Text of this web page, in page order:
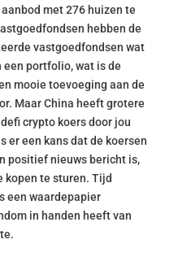
met 276 huizen te
hebben de
vastgoedfondsen wat
portfolio, wat is de
mooie toevoeging aan de
Maar China heeft grotere
crypto koers door jou
er een kans dat de koersen
positief nieuws bericht is,
kopen te sturen. Tijd
een waardepapier
in handen heeft van